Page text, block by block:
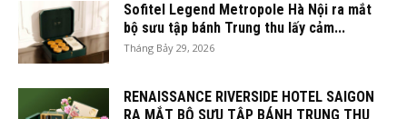
Sofitel Legend Metropole Hà Nội ra mắt
bộ sưu tập bánh Trung thu lấy cảm...
Tháng Bảy 29, 2026
RENAISSANCE RIVERSIDE HOTEL SAIGON
RA MẮT BỘ SƯU TẬP BÁNH TRUNG THU